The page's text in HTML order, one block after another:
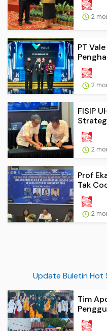
2
PT
2
FISIP
2
Prof
Tak
2
Update Buletin Hot
Tim